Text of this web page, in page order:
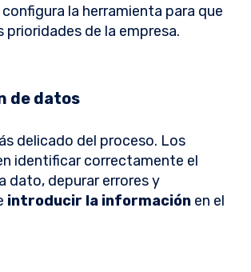
la herramienta para que
prioridades de la empresa.
de datos
delicado del proceso. Los
identificar correctamente el
dato, depurar errores y
introducir la información en el